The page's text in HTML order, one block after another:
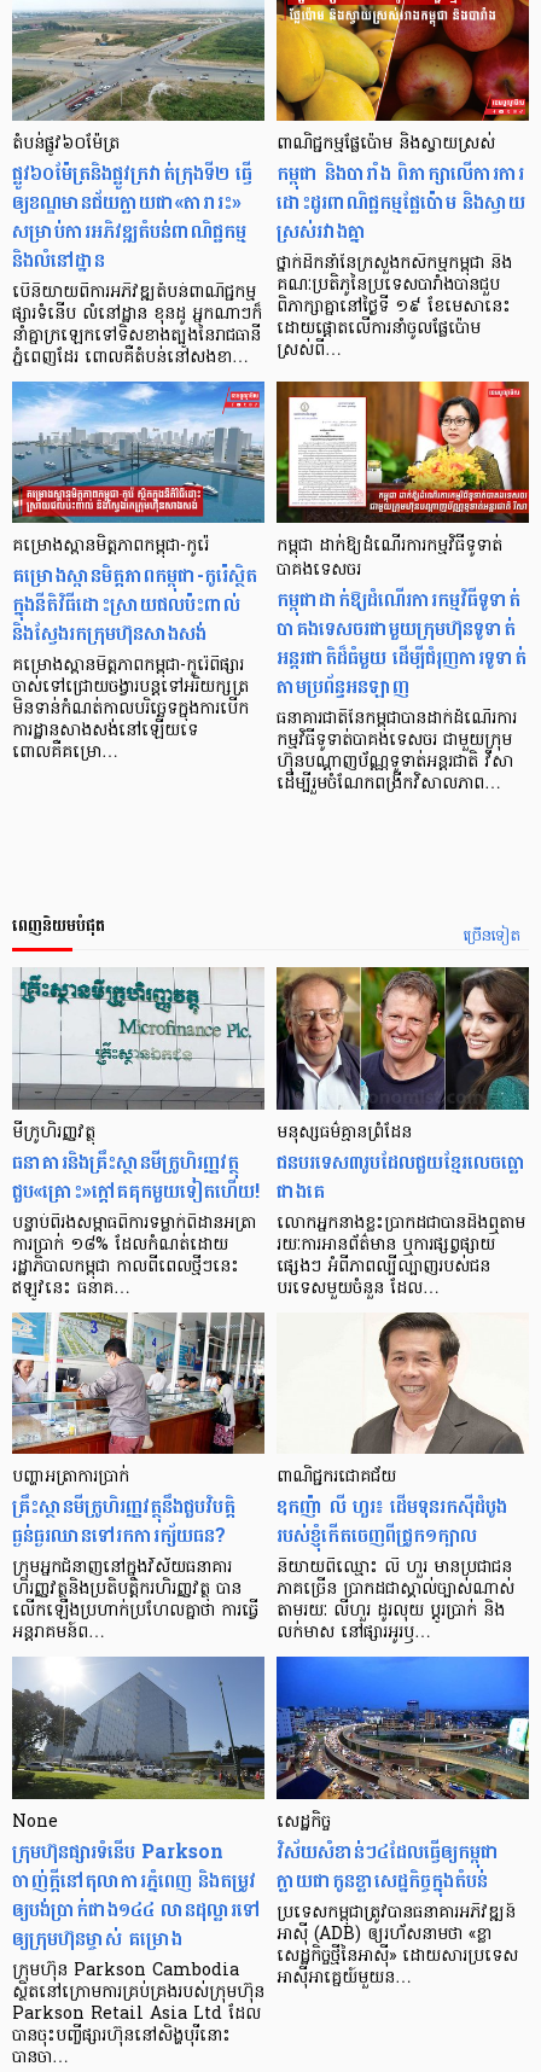
តំបន់​ផ្លូវ​៦០​ម៉ែត្រ
ផ្លូវ​៦០​ម៉ែត្រ​និង​ផ្លូវ​ក្រវាត់​ក្រុង​ទី២ ធ្វើ​
ឲ្យ​ខណ្ឌ​មានជ័យ​ក្លាយ​ជា​«តារារះ»​
សម្រាប់​ការ​អភិវឌ្ឍ​តំបន់​ពាណិជ្ជកម្ម​
និង​លំនៅដ្ឋាន
បើនិយាយពីការអភិវឌ្ឍតំបន់ពាណិជ្ជកម្ម
ផ្សារទំនើប លំនៅដ្ឋាន ខុនដូ អ្នកណាៗក៏
នាំគ្នាក្រឡេកទៅទិសខាងត្បូងនៃរាជធានី
ភ្នំពេញដែរ ពោលគឺតំបន់នៅសងខា…
ពាណិជ្ជកម្មផ្លែប៉ោម និងស្វាយស្រស់
កម្ពុជា និងបារាំង ពិភាក្សាលើការការ
ដោះដូរពាណិជ្ជកម្មផ្លែប៉ោម និងស្វាយ
ស្រស់រវាងគ្នា
ថ្នាក់ដឹកនាំនៃក្រសួងកសិកម្មកម្ពុជា និង
គណៈប្រតិភូនៃប្រទេសបារាំងបានជួប
ពិភាក្សាគ្នានៅថ្ងៃទី ១៩ ខែមេសានេះ
ដោយផ្ដោតលើការនាំចូលផ្លែប៉ោម
ស្រស់ពី…
គម្រោងស្ពានមិត្តភាពកម្ពុជា-កូរ៉េ
គម្រោងស្ពានមិត្តភាពកម្ពុជា-កូរ៉េស្ថិត
ក្នុងនីតិវិធីដោះស្រាយផលប៉ះពាល់
និងស្វែងរកក្រុមហ៊ុនសាងសង់
គម្រោងស្ពានមិត្តភាពកម្ពុជា-កូរ៉េពីផ្សារ
ចាស់ទៅជ្រោយចង្វារបន្តទៅអរិយក្សត្រ
មិនទាន់កំណត់កាលបរិច្ឆេទក្នុងការបើក
ការដ្ឋានសាងសង់នៅឡើយទេ
ពោលគឺគម្រោ…
កម្ពុជា ដាក់ឱ្យដំណើរការកម្មវិធីទូទាត់
បាគងទេសចរ
កម្ពុជាដាក់ឱ្យដំណើរការកម្មវិធីទូទាត់
បាគងទេសចរជាមួយក្រុមហ៊ុនទូទាត់
អន្តរជាតិដ៏ធំមួយ ដើម្បីជំរុញការទូទាត់
តាមប្រព័ន្ធអនឡាញ
ធនាគារជាតិនៃកម្ពុជាបានដាក់ដំណើរការ
កម្មវិធីទូទាត់បាគងទេសចរ ជាមួយក្រុម
ហ៊ុនបណ្តាញប័ណ្ណទូទាត់អន្តរជាតិ វីសា
ដើម្បីរួមចំណែកពង្រីកវិសាលភាព…
ច្រើនទៀត
ពេញនិយមបំផុត
មីក្រូ​ហិរញ្ញវត្ថុ
ធនាគារ​និង​គ្រឹះស្ថាន​មីក្រូ​ហិរញ្ញវត្ថុ​
ជួប«គ្រោះ»ក្តៅ​គគុក​មួយ​ទៀត​ហើយ!
បន្ទាប់​ពី​រង​សម្ពាធ​​ពី​ការ​ទម្លាក់​ពិដាន​អត្រា​
ការ​ប្រាក់ ១៨​% ដែល​កំណត់​ដោយ​
រដ្ឋាភិបាល​កម្ពុជា កាល​ពី​ពេល​ថ្មីៗ​នេះ
ឥឡូវ​នេះ ធនាគ…
មនុស្ស​ធម៌​គ្មាន​ព្រំដែន
ជន​បរទេស​៣​រូប​ដែល​ជួយ​ខ្មែរ​លេច​ធ្លោ​
ជាង​គេ
លោកអ្នក​នាង​ខ្លះ​ប្រាកដ​ជា​បាន​​ដឹង​ឮ​តាម​
រយៈ​ការ​អាន​ព័ត៌មាន ឬ​ការ​ផ្សព្វផ្សាយ​
ផ្សេងៗ អំពី​ភាព​ល្បីល្បាញ​របស់​ជន​
បរទេស​មួយ​ចំនួន ដែល…
បញ្ហា​អត្រា​ការប្រាក់
គ្រឹះស្ថាន​មីក្រូ​ហិរញ្ញវត្ថុ​នឹង​ជួប​វិបត្តិ​
ធ្ងន់ធ្ងរ​ឈាន​ទៅ​រក​ការ​ក្ស័យធន?
ក្រុម​អ្នក​ជំនាញ​នៅ​ក្នុង​វិស័យ​ធនាគារ
ហិរញ្ញវត្ថុ​និង​ប្រតិបត្តិករ​ហិរញ្ញ​វត្ថុ បាន​​
លើក​ឡើង​ប្រហាក់​ប្រហែល​គ្នា​ថា ការ​ធ្វើ​
អន្តរាគមន៍​ព…
ពាណិជ្ជករជោគជ័យ
ឧកញ៉ា លី ហួរ៖ ដើមទុនរកស៊ីដំបូង
របស់ខ្ញុំកើតចេញពីជ្រូក១ក្បាល
និយាយ​ពី​ឈ្មោះ លី ហួរ មាន​ប្រជាជន​
ភាគ​ច្រើន ប្រាកដ​ជា​ស្គាល់​ច្បាស់​ណាស់
តាមរយៈ លីហួរ ដូរ​លុយ ប្តូរ​បា្រក់ និង​
លក់​មាស នៅ​ផ្សារ​អូរ​ឫ…
None
ក្រុមហ៊ុនផ្សារទំនើប Parkson
ចាញ់ក្ដីនៅតុលាការភ្នំពេញ និងតម្រូវ
ឲ្យបង់ប្រាក់ជាង១៤៤ លានដុល្លារទៅ
ឲ្យក្រុមហ៊ុនម្ចាស់ គម្រោង
ក្រុមហ៊ុន Parkson Cambodia
ស្ថិតនៅក្រោមការគ្រប់គ្រងរបស់ក្រុមហ៊ុន
Parkson Retail Asia Ltd ដែល
បានចុះបញ្ចីផ្សារហ៊ុននៅសិង្ហបុរីនោះ
បានចា…
សេដ្ឋកិច្ច​
វិស័យ​សំខាន់ៗ​៤​ដែល​ធ្វើ​ឲ្យ​កម្ពុជា​
ក្លាយ​ជា​កូន​ខ្លា​សេដ្ឋកិច្ច​ក្នុង​តំបន់
ប្រទេស​កម្ពុជា​ត្រូវ​បាន​ធនាគារ​អភិវឌ្ឍន៍​
អាស៊ី (ADB) ឲ្យ​រហ័ស​នាមថា «ខ្លា​
សេដ្ឋកិច្ច​ថ្មី​នៃ​អាស៊ី» ដោយសារ​ប្រទេស​
អាស៊ី​អាគ្នេយ៍​មួយ​ន…